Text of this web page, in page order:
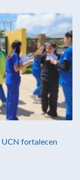
UCN fortalecen